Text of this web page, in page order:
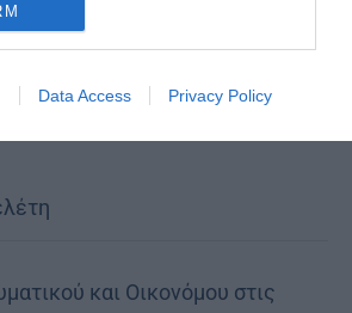
Data Access Privacy Policy
και Οικονόμου στις